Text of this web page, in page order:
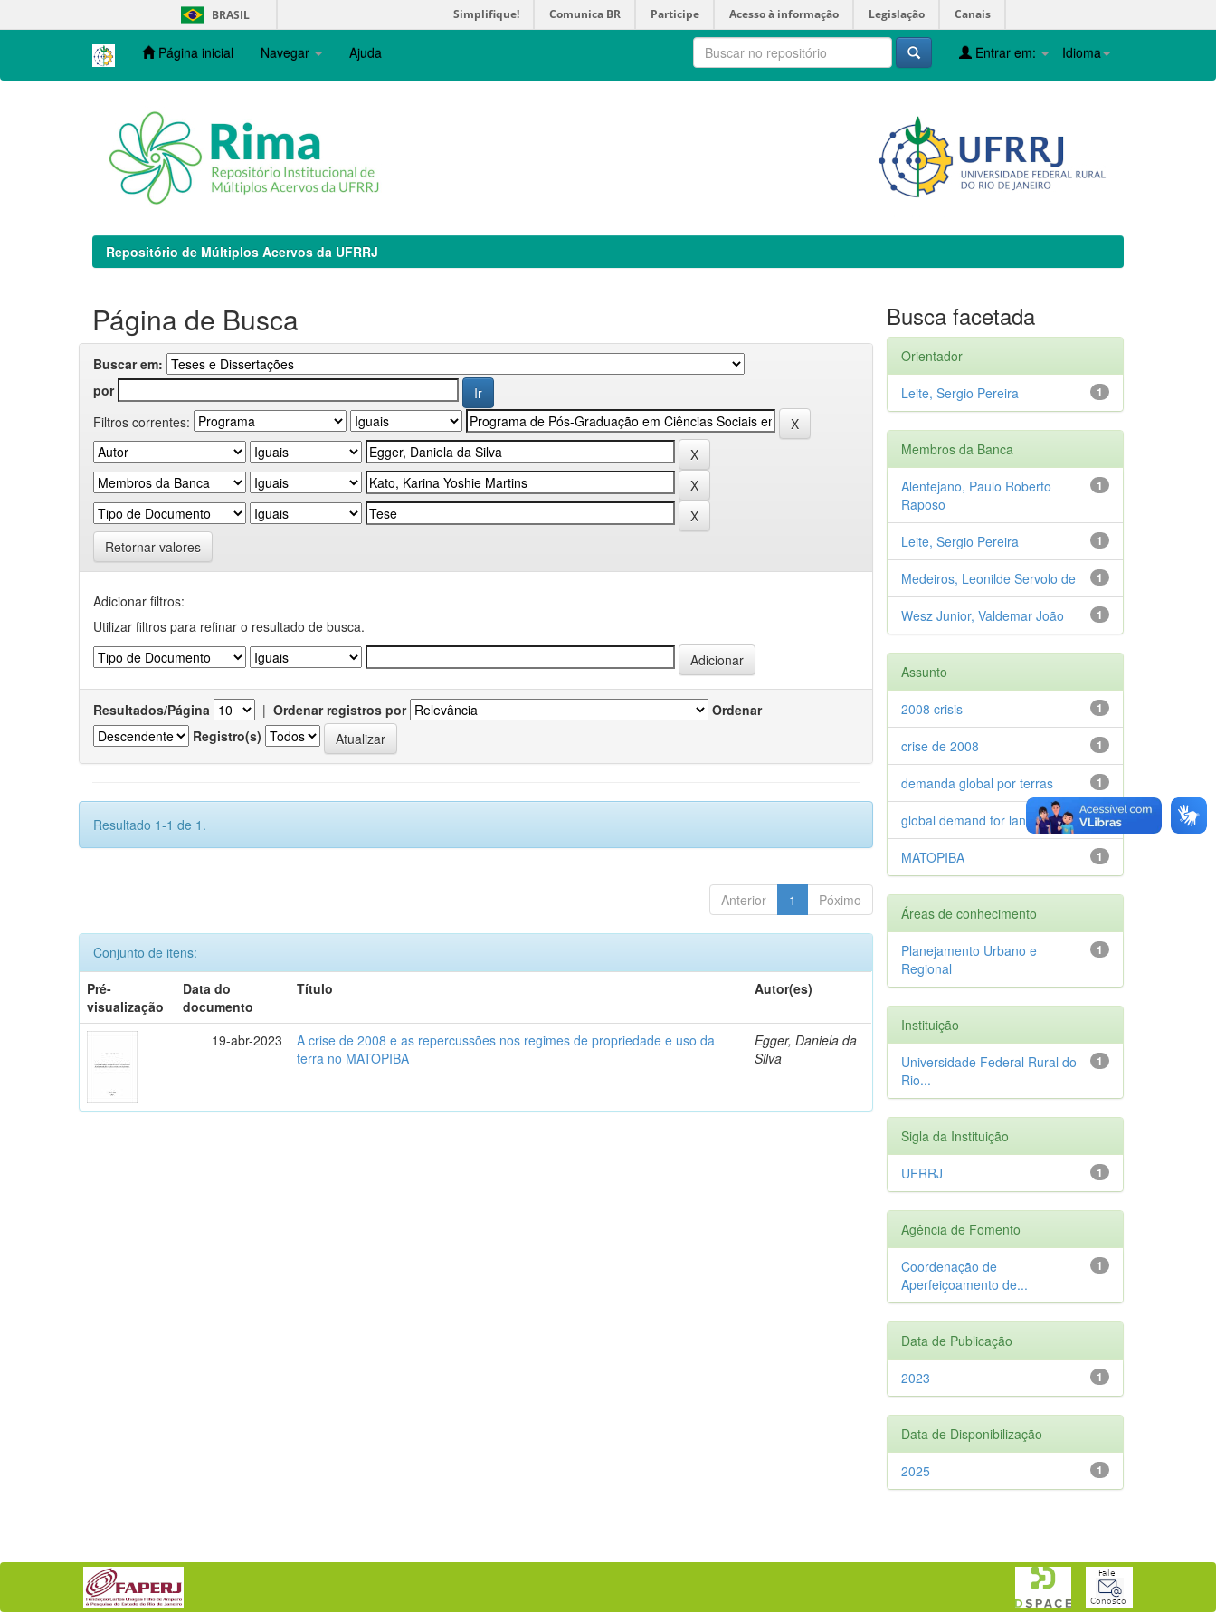
navigation
BRASIL Simplifique! Comunica BR Participe Acesso à informação Legislação Canais
Página inicial Navegar Ajuda Idioma
Entrar em:
Repositório de Múltiplos Acervos da UFRRJ
Página de Busca
Buscar em:
por
Filtros correntes:
Retornar valores
Adicionar filtros:
Utilizar filtros para refinar o resultado de busca.
Resultados/Página | Ordenar registros por
Ordenar
Registro(s)
Resultado 1-1 de 1.
Anterior 1 Póximo
Conjunto de itens:
Pré-
visualização
Data do
documento
Título Autor(es)
19-abr-2023
A crise de 2008 e as repercussões nos regimes de propriedade e uso da
terra no MATOPIBA
Egger, Daniela da
Silva
Busca facetada
Orientador
1
Leite, Sergio Pereira
Membros da Banca
1
Alentejano, Paulo Roberto
Raposo
1
Leite, Sergio Pereira
1
Medeiros, Leonilde Servolo de
1
Wesz Junior, Valdemar João
Assunto
1
2008 crisis
1
crise de 2008
1
demanda global por terras
1
global demand for land
1
MATOPIBA
Áreas de conhecimento
1
Planejamento Urbano e
Regional
Instituição
1
Universidade Federal Rural do
Rio...
Sigla da Instituição
1
UFRRJ
Agência de Fomento
1
Coordenação de
Aperfeiçoamento de...
Data de Publicação
1
2023
Data de Disponibilização
1
2025